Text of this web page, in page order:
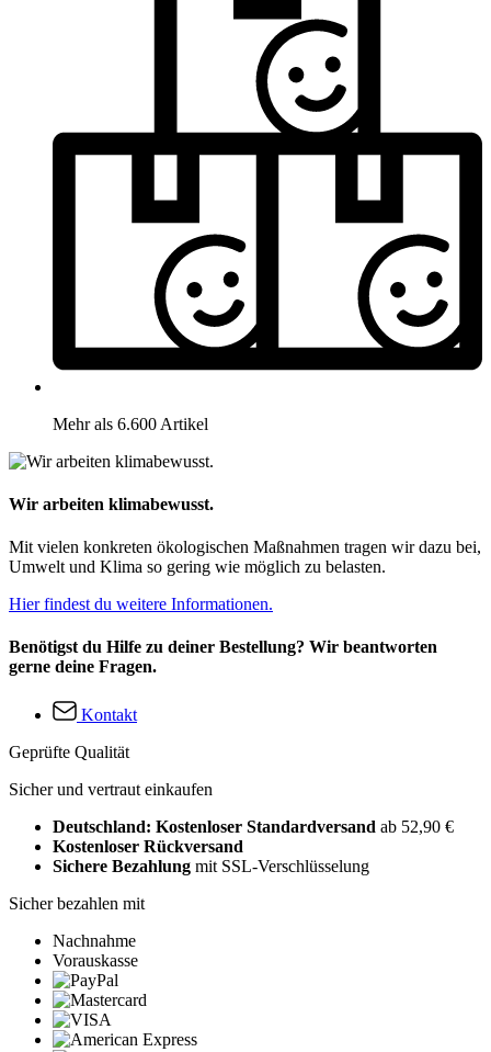
Mehr als 6.600 Artikel
Wir arbeiten klimabewusst.
Mit vielen konkreten ökologischen Maßnahmen tragen wir dazu bei,
Umwelt und Klima so gering wie möglich zu belasten.
Hier findest du weitere Informationen.
Benötigst du Hilfe zu deiner Bestellung? Wir beantworten
gerne deine Fragen.
Kontakt
Geprüfte Qualität
Sicher und vertraut einkaufen
Deutschland: Kostenloser Standardversand ab 52,90 €
Kostenloser Rückversand
Sichere Bezahlung mit SSL-Verschlüsselung
Sicher bezahlen mit
Nachnahme
Vorauskasse